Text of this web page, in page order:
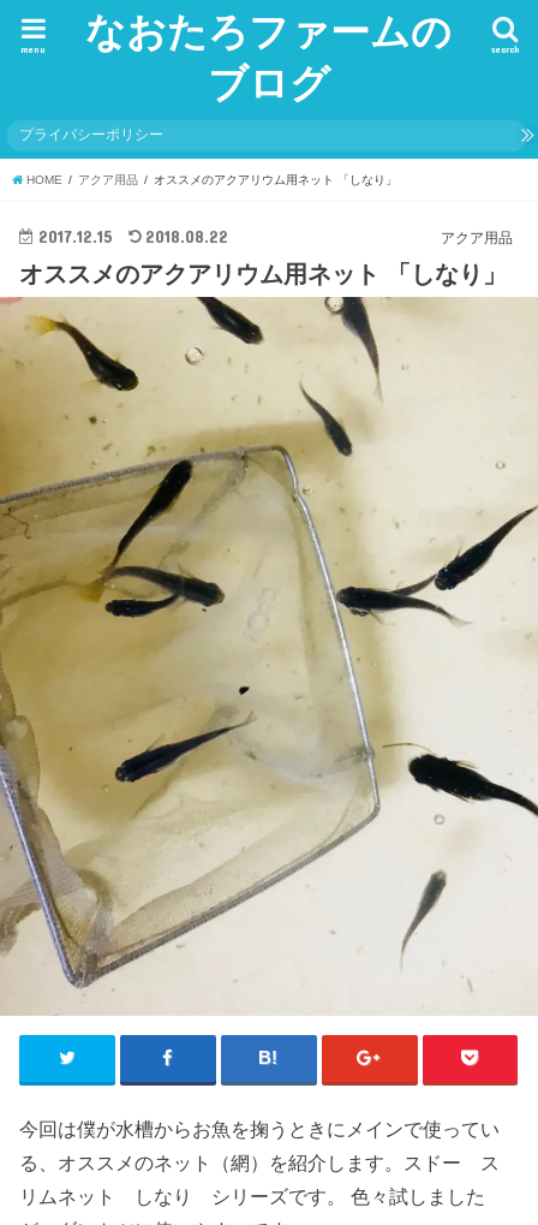
なおたろファームの
ブログ
search
menu
プライバシーポリシー
HOME アクア用品 オススメのアクアリウム用ネット 「しなり」
アクア用品
2017.12.15 2018.08.22
オススメのアクアリウム用ネット 「しなり」
今回は僕が水槽からお魚を掬うときにメインで使ってい
る、オススメのネット（網）を紹介します。スドー ス
リムネット しなり シリーズです。 色々試しました